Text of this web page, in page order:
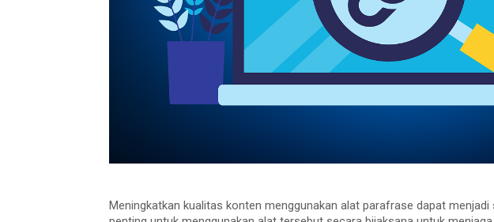
Meningkatkan kualitas konten menggunakan alat parafrase dapat menjadi